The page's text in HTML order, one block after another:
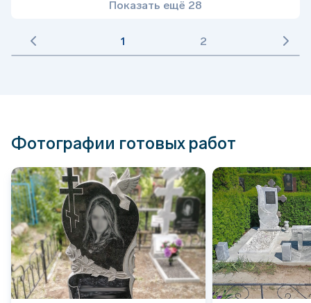
Показать ещё 28
1 2
Фотографии готовых работ